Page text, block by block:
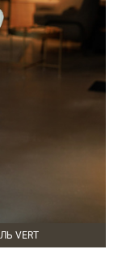
VERT